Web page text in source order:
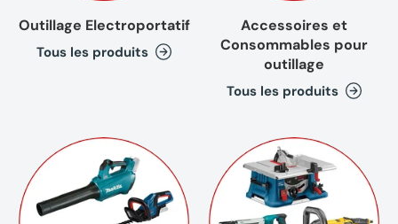
Outillage Electroportatif
Tous les produits
Accessoires et
Consommables pour
outillage
Tous les produits